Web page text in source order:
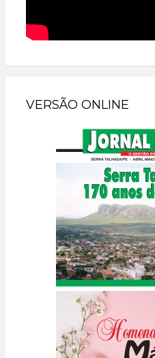
VERSÃO ONLINE